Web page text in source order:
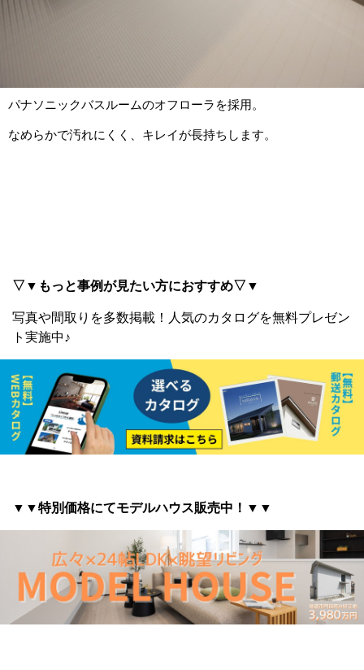
パナソニックバスルームのオフローラを採用。
なめらかで汚れにくく、キレイが長持ちします。
▽▼もっと事例が見たい方におすすめ▽▼
写真や間取りを多数掲載！ 人気のカタログを無料プレゼン
ト実施中♪
▼▼特別価格にてモデルハウス販売中！▼▼